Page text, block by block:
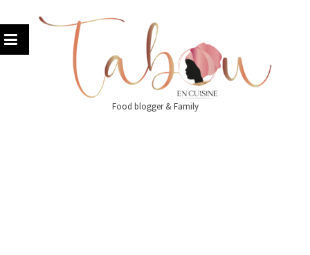
to
content
Food blogger & Family